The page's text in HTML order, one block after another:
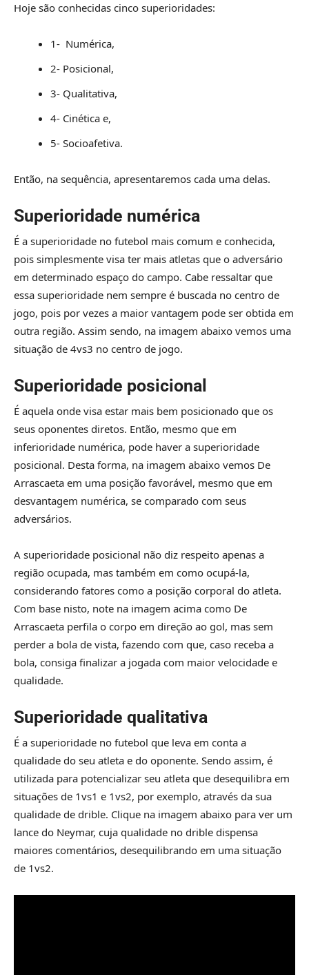
Hoje são conhecidas cinco superioridades:
1- Numérica,
2- Posicional,
3- Qualitativa,
4- Cinética e,
5- Socioafetiva.
Então, na sequência, apresentaremos cada uma delas.
Superioridade numérica
É a superioridade no futebol mais comum e conhecida,
pois simplesmente visa ter mais atletas que o adversário
em determinado espaço do campo. Cabe ressaltar que
essa superioridade nem sempre é buscada no centro de
jogo, pois por vezes a maior vantagem pode ser obtida em
outra região. Assim sendo, na imagem abaixo vemos uma
situação de 4vs3 no centro de jogo.
Superioridade posicional
É aquela onde visa estar mais bem posicionado que os
seus oponentes diretos. Então, mesmo que em
inferioridade numérica, pode haver a superioridade
posicional. Desta forma, na imagem abaixo vemos De
Arrascaeta em uma posição favorável, mesmo que em
desvantagem numérica, se comparado com seus
adversários.
A superioridade posicional não diz respeito apenas a
região ocupada, mas também em como ocupá-la,
considerando fatores como a posição corporal do atleta.
Com base nisto, note na imagem acima como De
Arrascaeta perfila o corpo em direção ao gol, mas sem
perder a bola de vista, fazendo com que, caso receba a
bola, consiga finalizar a jogada com maior velocidade e
qualidade.
Superioridade qualitativa
É a superioridade no futebol que leva em conta a
qualidade do seu atleta e do oponente. Sendo assim, é
utilizada para potencializar seu atleta que desequilibra em
situações de 1vs1 e 1vs2, por exemplo, através da sua
qualidade de drible. Clique na imagem abaixo para ver um
lance do Neymar, cuja qualidade no drible dispensa
maiores comentários, desequilibrando em uma situação
de 1vs2.